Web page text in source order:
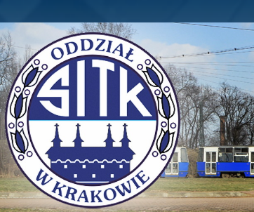
SITK RP Oddział w
Polish Association of Engineers & Technicians of